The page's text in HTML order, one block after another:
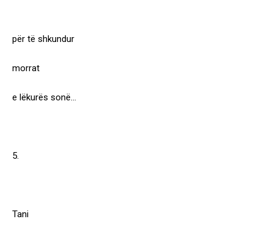
për të shkundur
morrat
e lëkurës sonë…
5.
Tani